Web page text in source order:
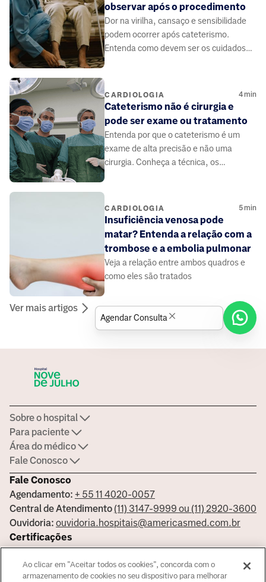
observar após o procedimento
Dor na virilha, cansaço e sensibilidade
podem ocorrer após cateterismo.
Entenda como devem ser os cuidados
CARDIOLOGIA 4min
Cateterismo não é cirurgia e
pode ser exame ou tratamento
Entenda por que o cateterismo é um
exame de alta precisão e não uma
cirurgia. Conheça a técnica, os
CARDIOLOGIA 5min
Insuficiência venosa pode
matar? Entenda a relação com a
trombose e a embolia pulmonar
Veja a relação entre ambos quadros e
como eles são tratados
Ver mais artigos
Fale Conosco
Agendamento: + 55 11 4020-0057
Central de Atendimento(11) 3147-9999 ou (11) 2920-3600
Ouvidoria: ouvidoria.hospitais@americasmed.com.br
Certificações
Sobre o hospital
Para paciente
Área do médico
Fale Conosco
Agendar Consulta
Ao clicar em "Aceitar todos os cookies", concorda com o
armazenamento de cookies no seu dispositivo para melhorar